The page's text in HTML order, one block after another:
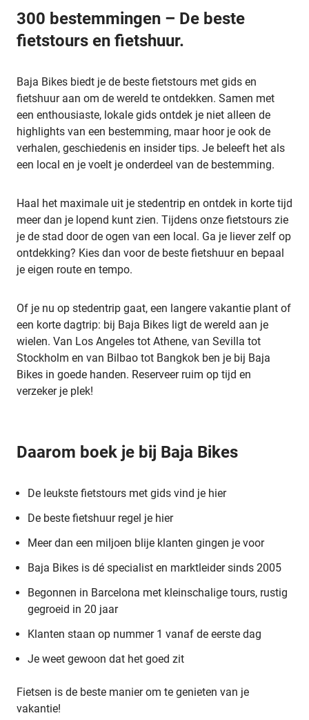
300 bestemmingen – De beste
fietstours en fietshuur.
Baja Bikes biedt je de beste fietstours met gids en
fietshuur aan om de wereld te ontdekken. Samen met
een enthousiaste, lokale gids ontdek je niet alleen de
highlights van een bestemming, maar hoor je ook de
verhalen, geschiedenis en insider tips. Je beleeft het als
een local en je voelt je onderdeel van de bestemming.
Haal het maximale uit je stedentrip en ontdek in korte tijd
meer dan je lopend kunt zien. Tijdens onze fietstours zie
je de stad door de ogen van een local. Ga je liever zelf op
ontdekking? Kies dan voor de beste fietshuur en bepaal
je eigen route en tempo.
Of je nu op stedentrip gaat, een langere vakantie plant of
een korte dagtrip: bij Baja Bikes ligt de wereld aan je
wielen. Van Los Angeles tot Athene, van Sevilla tot
Stockholm en van Bilbao tot Bangkok ben je bij Baja
Bikes in goede handen. Reserveer ruim op tijd en
verzeker je plek!
Daarom boek je bij Baja Bikes
De leukste fietstours met gids vind je hier
De beste fietshuur regel je hier
Meer dan een miljoen blije klanten gingen je voor
Baja Bikes is dé specialist en marktleider sinds 2005
Begonnen in Barcelona met kleinschalige tours, rustig
gegroeid in 20 jaar
Klanten staan op nummer 1 vanaf de eerste dag
Je weet gewoon dat het goed zit
Fietsen is de beste manier om te genieten van je
vakantie!